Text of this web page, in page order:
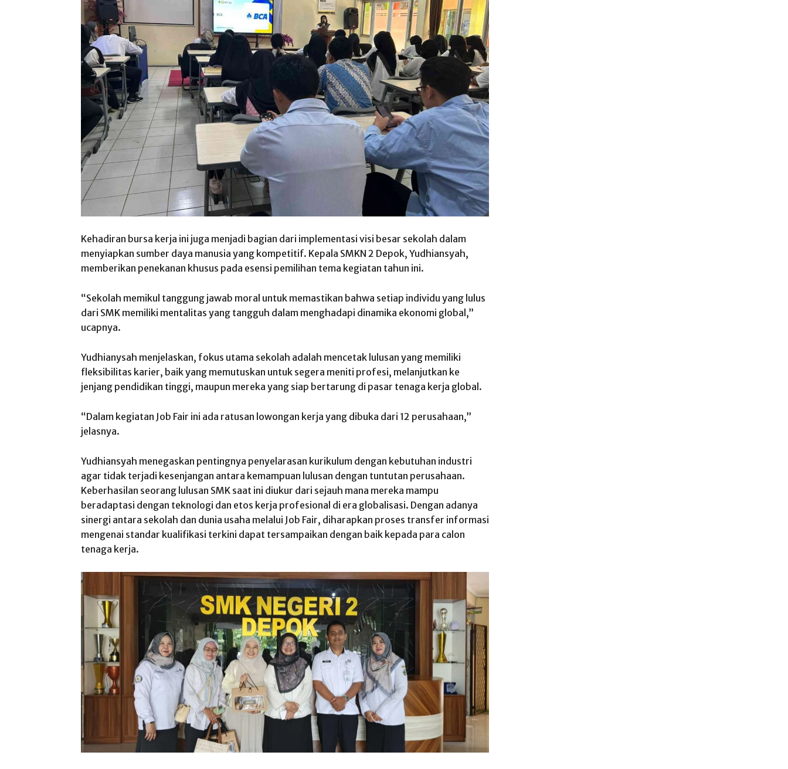
Kehadiran bursa kerja ini juga menjadi bagian dari implementasi visi besar sekolah dalam
menyiapkan sumber daya manusia yang kompetitif. Kepala SMKN 2 Depok, Yudhiansyah,
memberikan penekanan khusus pada esensi pemilihan tema kegiatan tahun ini.
“Sekolah memikul tanggung jawab moral untuk memastikan bahwa setiap individu yang lulus
dari SMK memiliki mentalitas yang tangguh dalam menghadapi dinamika ekonomi global,”
ucapnya.
Yudhianysah menjelaskan, fokus utama sekolah adalah mencetak lulusan yang memiliki
fleksibilitas karier, baik yang memutuskan untuk segera meniti profesi, melanjutkan ke
jenjang pendidikan tinggi, maupun mereka yang siap bertarung di pasar tenaga kerja global.
“Dalam kegiatan Job Fair ini ada ratusan lowongan kerja yang dibuka dari 12 perusahaan,”
jelasnya.
Yudhiansyah menegaskan pentingnya penyelarasan kurikulum dengan kebutuhan industri
agar tidak terjadi kesenjangan antara kemampuan lulusan dengan tuntutan perusahaan.
Keberhasilan seorang lulusan SMK saat ini diukur dari sejauh mana mereka mampu
beradaptasi dengan teknologi dan etos kerja profesional di era globalisasi. Dengan adanya
sinergi antara sekolah dan dunia usaha melalui Job Fair, diharapkan proses transfer informasi
mengenai standar kualifikasi terkini dapat tersampaikan dengan baik kepada para calon
tenaga kerja.